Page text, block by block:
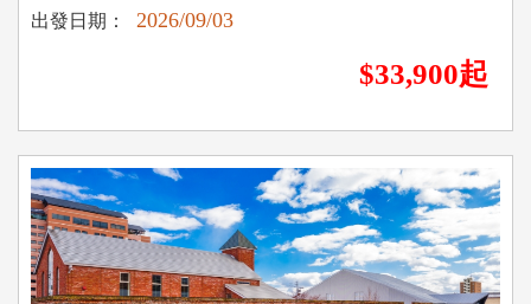
出發日期： 2026/09/03
$33,900起